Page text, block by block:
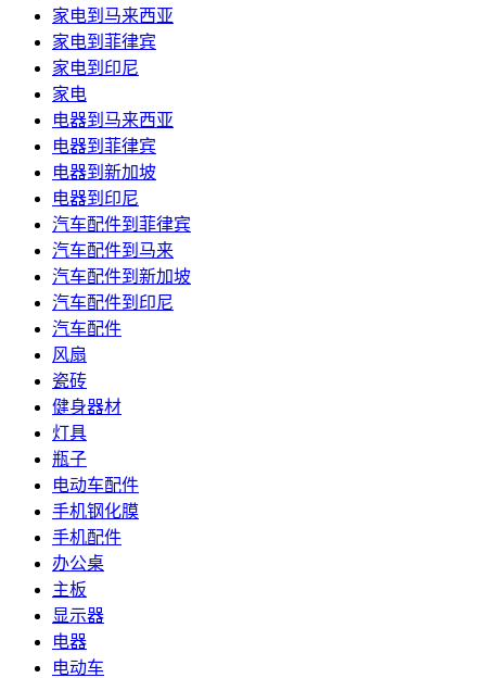
家电到马来西亚
家电到菲律宾
家电到印尼
家电
电器到马来西亚
电器到菲律宾
电器到新加坡
电器到印尼
汽车配件到菲律宾
汽车配件到马来
汽车配件到新加坡
汽车配件到印尼
汽车配件
风扇
瓷砖
健身器材
灯具
瓶子
电动车配件
手机钢化膜
手机配件
办公桌
主板
显示器
电器
电动车